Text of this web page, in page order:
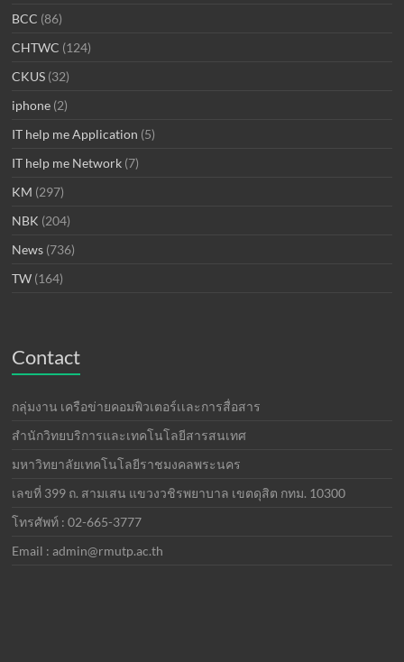
BCC (86)
CHTWC (124)
CKUS (32)
iphone (2)
IT help me Application (5)
IT help me Network (7)
KM (297)
NBK (204)
News (736)
TW (164)
Contact
กลุ่มงาน เครือข่ายคอมพิวเตอร์เเละการสื่อสาร
สำนักวิทยบริการและเทคโนโลยีสารสนเทศ
มหาวิทยาลัยเทคโนโลยีราชมงคลพระนคร
เลขที่ 399 ถ. สามเสน แขวงวชิรพยาบาล เขตดุสิต กทม. 10300
โทรศัพท์ : 02-665-3777
Email : admin@rmutp.ac.th